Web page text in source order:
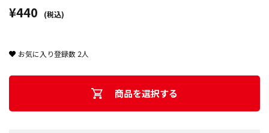
¥440 (税込)
お気に入り登録数 2人
商品を選択する